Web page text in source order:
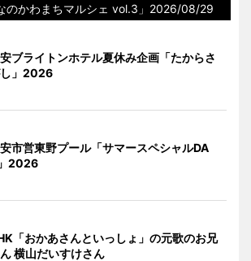
のかわまちマルシェ vol.3」2026/08/29
ブライトンホテル夏休み企画「たからさ
」2026
市営東野プール「サマースペシャルDA
2026
「おかあさんといっしょ」の元歌のお兄
横山だいすけさん